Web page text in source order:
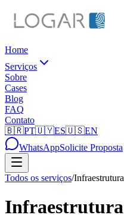
Home
Serviços
Sobre
Cases
Blog
FAQ
Contato
🇧🇷PT🇺🇾ES🇺🇸EN
WhatsAppSolicite Proposta
Todos os serviços/Infraestrutura
Infraestrutura